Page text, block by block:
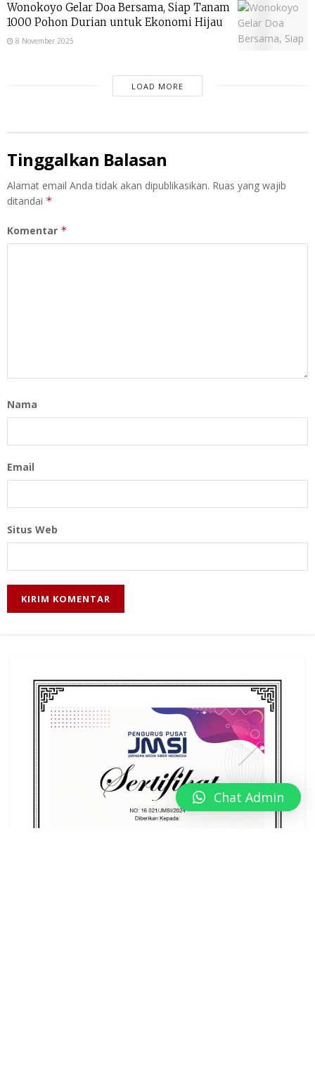
Wonokoyo Gelar Doa Bersama, Siap Tanam
1000 Pohon Durian untuk Ekonomi Hijau
8 November 2025
LOAD MORE
Tinggalkan Balasan
Alamat email Anda tidak akan dipublikasikan. Ruas yang wajib
ditandai *
Komentar *
Nama
Email
Situs Web
Chat Admin